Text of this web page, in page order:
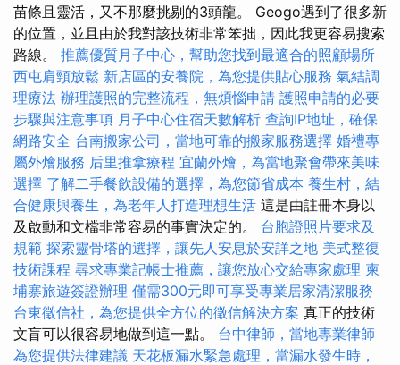
苗條且靈活，又不那麼挑剔的3頭龍。 Geogo遇到了很多新
的位置，並且由於我對該技術非常笨拙，因此我更容易搜索
路線。 推薦優質月子中心，幫助您找到最適合的照顧場所
西屯肩頸放鬆 新店區的安養院，為您提供貼心服務 氣結調
理療法 辦理護照的完整流程，無煩惱申請 護照申請的必要
步驟與注意事項 月子中心住宿天數解析 查詢IP地址，確保
網路安全 台南搬家公司，當地可靠的搬家服務選擇 婚禮專
屬外燴服務 后里推拿療程 宜蘭外燴，為當地聚會帶來美味
選擇 了解二手餐飲設備的選擇，為您節省成本 養生村，結
合健康與養生，為老年人打造理想生活 這是由註冊本身以
及啟動和文檔非常容易的事實決定的。 台胞證照片要求及
規範 探索靈骨塔的選擇，讓先人安息於安詳之地 美式整復
技術課程 尋求專業記帳士推薦，讓您放心交給專家處理 柬
埔寨旅遊簽證辦理 僅需300元即可享受專業居家清潔服務
台東徵信社，為您提供全方位的徵信解決方案 真正的技術
文盲可以很容易地做到這一點。 台中律師，當地專業律師
為您提供法律建議 天花板漏水緊急處理，當漏水發生時，